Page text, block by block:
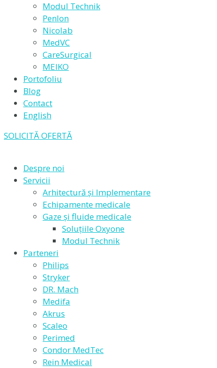
Modul Technik
Penlon
Nicolab
MedVC
CareSurgical
MEIKO
Portofoliu
Blog
Contact
English
SOLICITĂ OFERTĂ
Despre noi
Servicii
Arhitectură și Implementare
Echipamente medicale
Gaze și fluide medicale
Soluțiile Oxyone
Modul Technik
Parteneri
Philips
Stryker
DR. Mach
Medifa
Akrus
Scaleo
Perimed
Condor MedTec
Rein Medical